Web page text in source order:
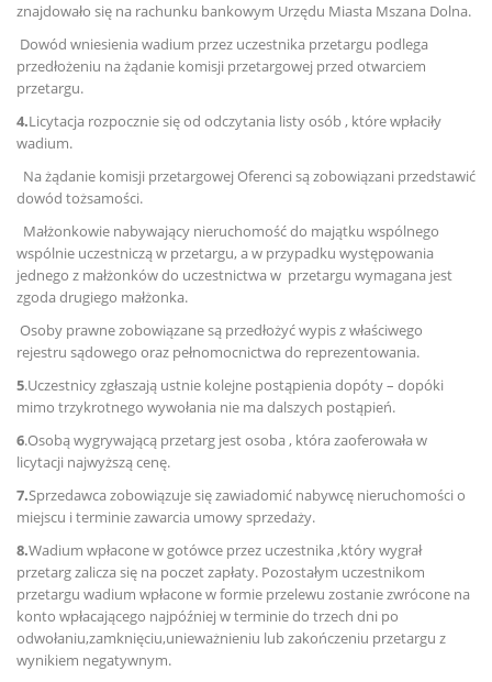
znajdowało się na rachunku bankowym Urzędu Miasta Mszana Dolna.
Dowód wniesienia wadium przez uczestnika przetargu podlega
przedłożeniu na żądanie komisji przetargowej przed otwarciem
przetargu.
4.Licytacja rozpocznie się od odczytania listy osób , które wpłaciły
wadium.
Na żądanie komisji przetargowej Oferenci są zobowiązani przedstawić
dowód tożsamości.
Małżonkowie nabywający nieruchomość do majątku wspólnego
wspólnie uczestniczą w przetargu, a w przypadku występowania
jednego z małżonków do uczestnictwa w przetargu wymagana jest
zgoda drugiego małżonka.
Osoby prawne zobowiązane są przedłożyć wypis z właściwego
rejestru sądowego oraz pełnomocnictwa do reprezentowania.
5.Uczestnicy zgłaszają ustnie kolejne postąpienia dopóty – dopóki
mimo trzykrotnego wywołania nie ma dalszych postąpień.
6.Osobą wygrywającą przetarg jest osoba , która zaoferowała w
licytacji najwyższą cenę.
7.Sprzedawca zobowiązuje się zawiadomić nabywcę nieruchomości o
miejscu i terminie zawarcia umowy sprzedaży.
8.Wadium wpłacone w gotówce przez uczestnika ,który wygrał
przetarg zalicza się na poczet zapłaty. Pozostałym uczestnikom
przetargu wadium wpłacone w formie przelewu zostanie zwrócone na
konto wpłacającego najpóźniej w terminie do trzech dni po
odwołaniu,zamknięciu,unieważnieniu lub zakończeniu przetargu z
wynikiem negatywnym.